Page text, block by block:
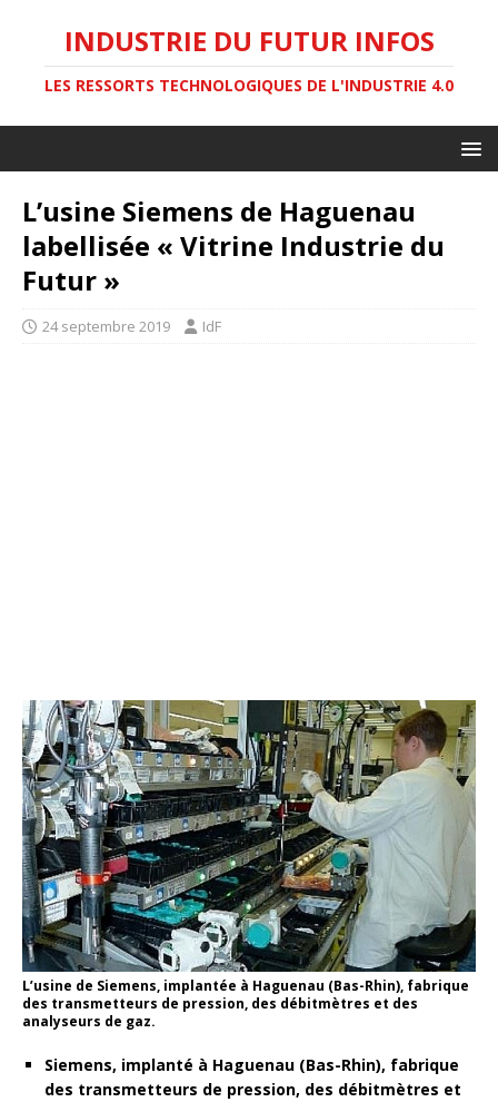
INDUSTRIE DU FUTUR INFOS
LES RESSORTS TECHNOLOGIQUES DE L'INDUSTRIE 4.0
L’usine Siemens de Haguenau
labellisée « Vitrine Industrie du
Futur »
24 septembre 2019 IdF
L’usine de Siemens, implantée à Haguenau (Bas-Rhin), fabrique
des transmetteurs de pression, des débitmètres et des
analyseurs de gaz.
Siemens, implanté à Haguenau (Bas-Rhin), fabrique
des transmetteurs de pression, des débitmètres et